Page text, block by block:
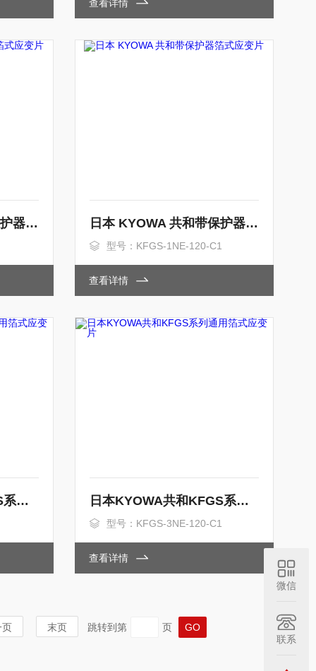
查看详情
日本 KYOWA 共和带保护器箔式应变片 日本 KYOWA 共和带保护器箔式应变片
型号：KFGS-1NE-120-C1
查看详情
日本KYOWA共和KFGS系列通用箔式应变片 日本KYOWA共和KFGS系列通用箔式应变片
型号：KFGS-3NE-120-C1
查看详情
页 末页 跳转到第 页
微信
联系